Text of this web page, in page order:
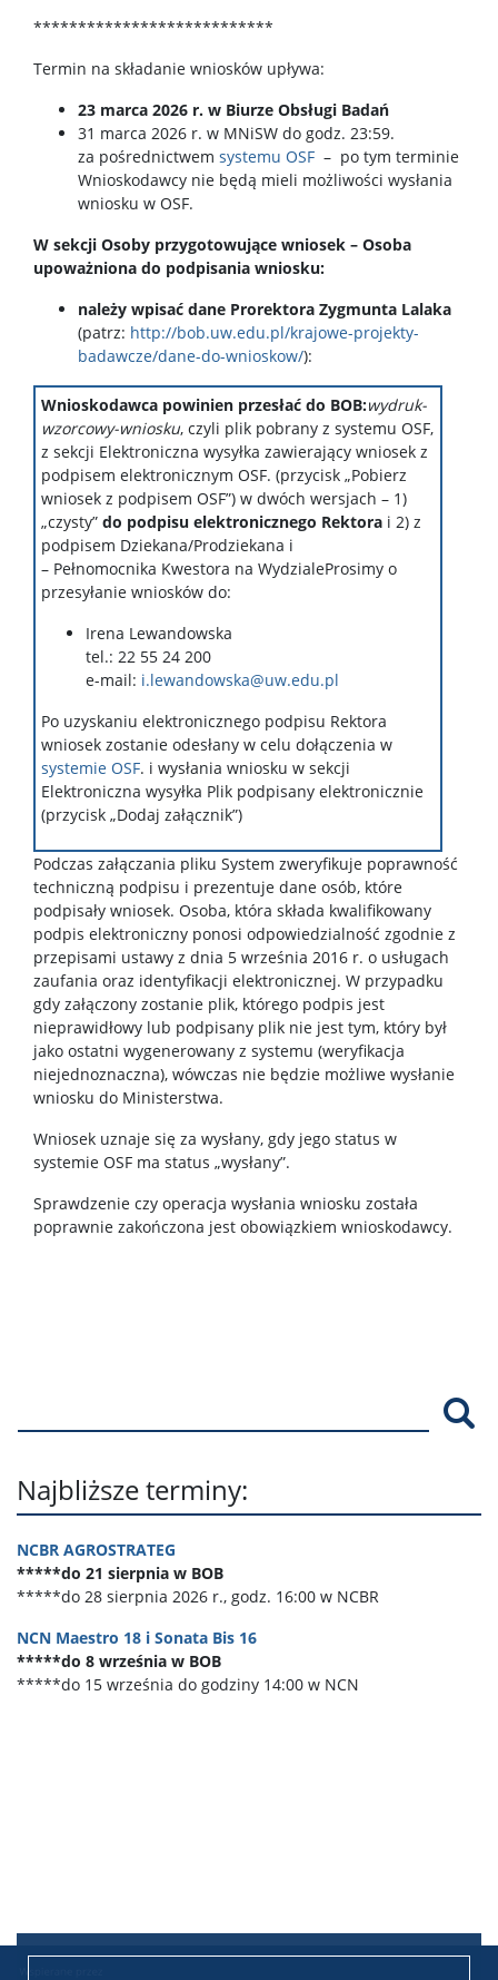
***************************
Termin na składanie wniosków upływa:
23 marca 2026 r. w Biurze Obsługi Badań
31 marca 2026 r. w MNiSW do godz. 23:59.
za pośrednictwem systemu OSF – po tym terminie
Wnioskodawcy nie będą mieli możliwości wysłania
wniosku w OSF.
W sekcji Osoby przygotowujące wniosek – Osoba
upoważniona do podpisania wniosku:
należy wpisać dane Prorektora Zygmunta Lalaka
(patrz: http://bob.uw.edu.pl/krajowe-projekty-
badawcze/dane-do-wnioskow/):
Wnioskodawca powinien przesłać do BOB:wydruk-
wzorcowy-wniosku, czyli plik pobrany z systemu OSF,
z sekcji Elektroniczna wysyłka zawierający wniosek z
podpisem elektronicznym OSF. (przycisk „Pobierz
wniosek z podpisem OSF”) w dwóch wersjach – 1)
„czysty” do podpisu elektronicznego Rektora i 2) z
podpisem Dziekana/Prodziekana i
– Pełnomocnika Kwestora na WydzialeProsimy o
przesyłanie wniosków do:
Irena Lewandowska
tel.: 22 55 24 200
e-mail: i.lewandowska@uw.edu.pl
Po uzyskaniu elektronicznego podpisu Rektora
wniosek zostanie odesłany w celu dołączenia w
systemie OSF. i wysłania wniosku w sekcji
Elektroniczna wysyłka Plik podpisany elektronicznie
(przycisk „Dodaj załącznik”)
Podczas załączania pliku System zweryfikuje poprawność
techniczną podpisu i prezentuje dane osób, które
podpisały wniosek. Osoba, która składa kwalifikowany
podpis elektroniczny ponosi odpowiedzialność zgodnie z
przepisami ustawy z dnia 5 września 2016 r. o usługach
zaufania oraz identyfikacji elektronicznej. W przypadku
gdy załączony zostanie plik, którego podpis jest
nieprawidłowy lub podpisany plik nie jest tym, który był
jako ostatni wygenerowany z systemu (weryfikacja
niejednoznaczna), wówczas nie będzie możliwe wysłanie
wniosku do Ministerstwa.
Wniosek uznaje się za wysłany, gdy jego status w
systemie OSF ma status „wysłany”.
Sprawdzenie czy operacja wysłania wniosku została
poprawnie zakończona jest obowiązkiem wnioskodawcy.
Najbliższe terminy:
NCBR AGROSTRATEG
*****do 21 sierpnia w BOB
*****do 28 sierpnia 2026 r., godz. 16:00 w NCBR
NCN Maestro 18 i Sonata Bis 16
*****do 8 września w BOB
*****do 15 września do godziny 14:00 w NCN